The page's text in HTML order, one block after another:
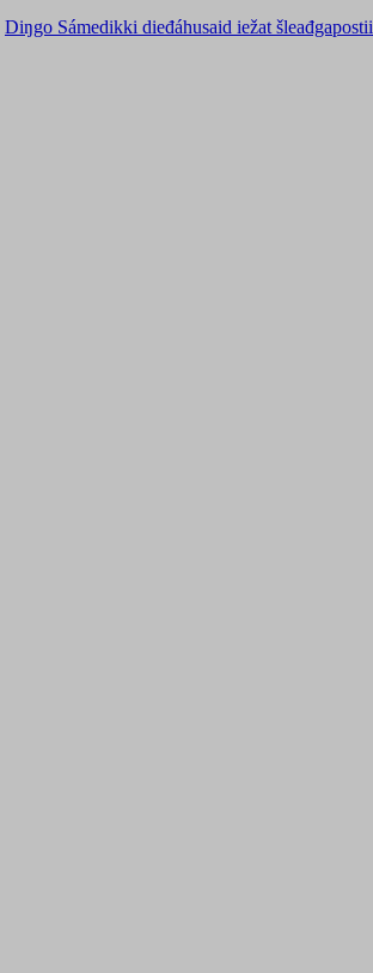
Diŋgo Sámedikki dieđáhusaid iežat šleađgapostii